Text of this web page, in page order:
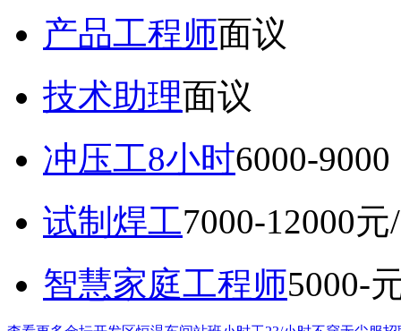
产品工程师面议
技术助理面议
冲压工8小时6000-
试制焊工7000-12000元
智慧家庭工程师5000-